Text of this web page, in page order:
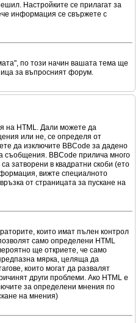
Настройките се прилагат за
информация се свържете с
по този начин вашата тема ще
за въпросният форум.
на HTML. Дали можете да
или не, се определя от
да изключите BBCode за дадено
BBCode прилича много
затворени в квадратни скоби (ето
вижте специалното
от страницата за пускане на
които имат пълен контрол
само определени HTML
ще откриете, че само
мярка, целяща да
които могат да развалят
други проблеми. Ако HTML е
за определени мнения по
на мнения)